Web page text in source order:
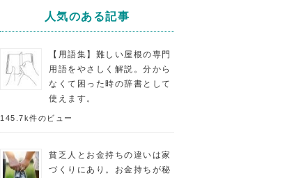
人気のある記事
【用語集】難しい屋根の専門
用語をやさしく解説。分から
なくて困った時の辞書として
使えます。
145.7k件のビュー
貧乏人とお金持ちの違いは家
づくりにあり。お金持ちが秘